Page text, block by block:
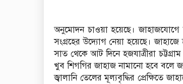
অনুমোদন চাওয়া হয়েছে।
সংগ্রহের উদ্যোগ নেয়া হয়েছে।
সাত থেকে আট দিনে হজযাত্রীরা
খুব শিগগির জাহাজ নামানো হবে বলে
জ্বালানি তেলের মূল্যবৃদ্ধির প্রেক্ষিতে